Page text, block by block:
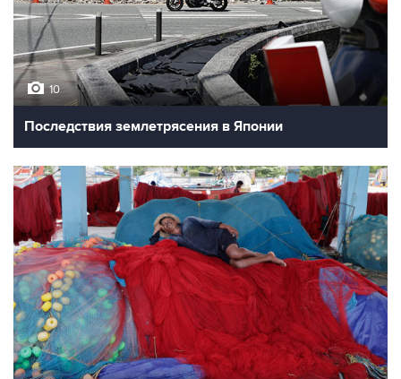
10
Последствия землетрясения в Японии